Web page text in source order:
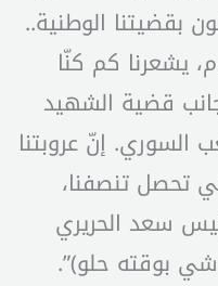
بقضيتنا الوطنية..
يشعرنا كم كنّا
قضية الشهيد
السوري. إنّ عروبتنا
تحصل تنصفنا،
سعد الحريري